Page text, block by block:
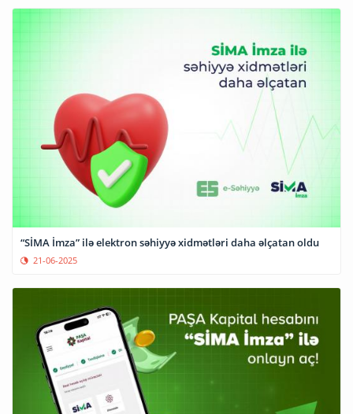
“SİMA İmza” ilə elektron səhiyyə xidmətləri daha əlçatan oldu
21-06-2025